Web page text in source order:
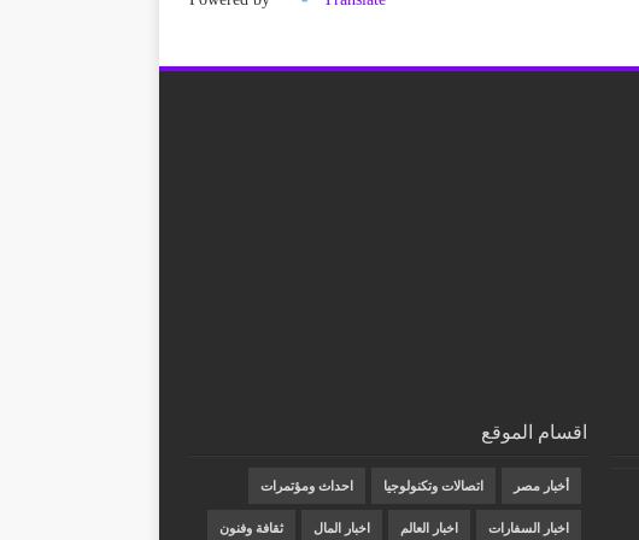
اقسام الموقع
أخبار مصر اتصالات وتكنولوجيا احداث ومؤتمرات
اخبار السفارات اخبار العالم اخبار المال ثقافة وفنون